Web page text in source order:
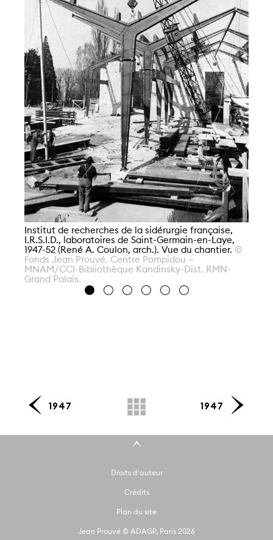
Institut de recherches de la sidérurgie française,
I.R.S.I.D., laboratoires de Saint-Germain-en-Laye,
1947-52 (René A. Coulon, arch.). Vue du chantier. ©
Fonds Jean Prouvé. Centre Pompidou –
MNAM/CCI-Bibliothèque Kandinsky-Dist. RMN-
Grand Palais.
1947 1947
Droits d'auteur
Crédits
Plan du site
Jean Prouvé © ADAGP, Paris 2026